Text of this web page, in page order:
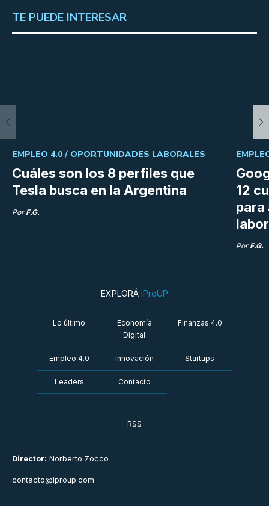
TE PUEDE INTERESAR
Cuáles son los 8 perfiles que
Tesla busca en la Argentina
EMPLEO 4.0 / OPORTUNIDADES LABORALES
Por F.G.
12
para
Por F.G.
Director: Norberto Zocco
contacto@iproup.com
EXPLORÁ iProUP
Lo último
Economía
Digital
Finanzas 4.0
Empleo 4.0 Innovación Startups
Leaders Contacto
RSS